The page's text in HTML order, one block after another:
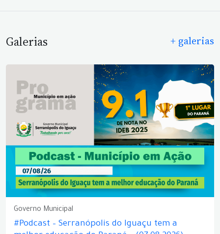
Galerias + galerias
Governo Municipal
#Podcast – Serranópolis do Iguaçu tem a